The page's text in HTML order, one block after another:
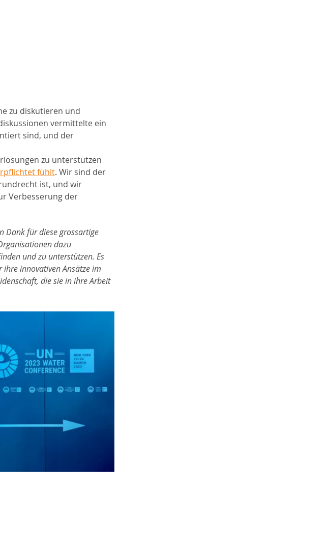
zu diskutieren und
vermittelte ein
sind, und der
zu unterstützen
fühlt. Wir sind der
ist, und wir
Verbesserung der
Dank für diese grossartige
dazu
und zu unterstützen. Es
innovativen Ansätze im
die sie in ihre Arbeit